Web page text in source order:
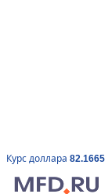
Курс доллара 82.1665